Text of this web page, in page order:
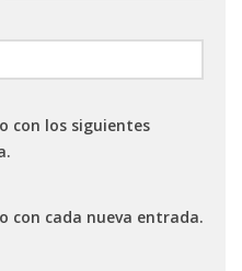
con los siguientes
con cada nueva entrada.